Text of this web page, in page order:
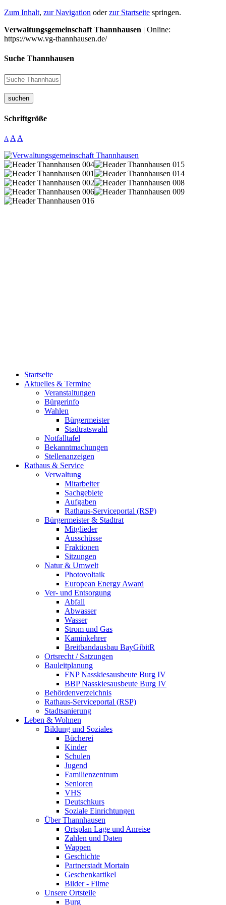
Zum Inhalt, zur Navigation oderzur Startseite springen.
Verwaltungsgemeinschaft Thannhausen | Online:
https://www.vg-thannhausen.de/
Suche Thannhausen
suchen
Schriftgröße
A A A
Startseite
Aktuelles & Termine
Veranstaltungen
Bürgerinfo
Wahlen
Bürgermeister
Stadtratswahl
Notfalltafel
Bekanntmachungen
Stellenanzeigen
Rathaus & Service
Verwaltung
Mitarbeiter
Sachgebiete
Aufgaben
Rathaus-Serviceportal (RSP)
Bürgermeister & Stadtrat
Mitglieder
Ausschüsse
Fraktionen
Sitzungen
Natur & Umwelt
Photovoltaik
European Energy Award
Ver- und Entsorgung
Abfall
Abwasser
Wasser
Strom und Gas
Kaminkehrer
Breitbandausbau BayGibitR
Ortsrecht / Satzungen
Bauleitplanung
FNP Nasskiesausbeute Burg IV
BBP Nasskiesausbeute Burg IV
Behördenverzeichnis
Rathaus-Serviceportal (RSP)
Stadtsanierung
Leben & Wohnen
Bildung und Soziales
Bücherei
Kinder
Schulen
Jugend
Familienzentrum
Senioren
VHS
Deutschkurs
Soziale Einrichtungen
Über Thannhausen
Ortsplan Lage und Anreise
Zahlen und Daten
Wappen
Geschichte
Partnerstadt Mortain
Geschenkartikel
Bilder - Filme
Unsere Ortsteile
Burg